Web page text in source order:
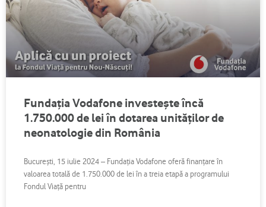
Fundația Vodafone investește încă
1.750.000 de lei în dotarea unităților de
neonatologie din România
București, 15 iulie 2024 – Fundația Vodafone oferă finanțare în
valoarea totală de 1.750.000 de lei în a treia etapă a programului
Fondul Viață pentru